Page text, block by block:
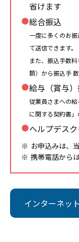
省けます
総合振込
一度に多くのお
て送信できます。
また、振込手数
額）から振込手
給与（賞与
従業員さまへの
に関する契約書」
ヘルプデス
お申込みは、
携帯電話から
インターネッ